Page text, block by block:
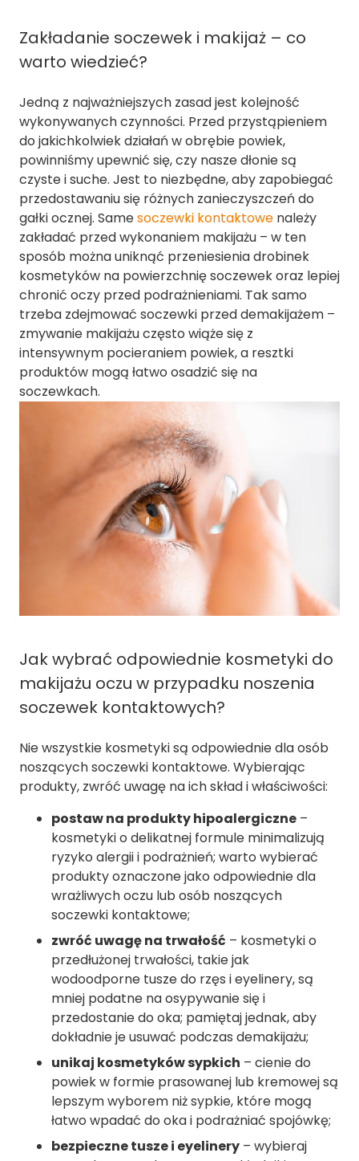
Zakładanie soczewek i makijaż – co
warto wiedzieć?
Jedną z najważniejszych zasad jest kolejność
wykonywanych czynności. Przed przystąpieniem
do jakichkolwiek działań w obrębie powiek,
powinniśmy upewnić się, czy nasze dłonie są
czyste i suche. Jest to niezbędne, aby zapobiegać
przedostawaniu się różnych zanieczyszczeń do
gałki ocznej. Samesoczewki kontaktowe należy
zakładać przed wykonaniem makijażu – w ten
sposób można uniknąć przeniesienia drobinek
kosmetyków na powierzchnię soczewek oraz lepiej
chronić oczy przed podrażnieniami. Tak samo
trzeba zdejmować soczewki przed demakijażem –
zmywanie makijażu często wiąże się z
intensywnym pocieraniem powiek, a resztki
produktów mogą łatwo osadzić się na
soczewkach.
Jak wybrać odpowiednie kosmetyki do
makijażu oczu w przypadku noszenia
soczewek kontaktowych?
Nie wszystkie kosmetyki są odpowiednie dla osób
noszących soczewki kontaktowe. Wybierając
produkty, zwróć uwagę na ich skład i właściwości:
postaw na produkty hipoalergiczne –
kosmetyki o delikatnej formule minimalizują
ryzyko alergii i podrażnień; warto wybierać
produkty oznaczone jako odpowiednie dla
wrażliwych oczu lub osób noszących
soczewki kontaktowe;
zwróć uwagę na trwałość – kosmetyki o
przedłużonej trwałości, takie jak
wodoodporne tusze do rzęs i eyelinery, są
mniej podatne na osypywanie się i
przedostanie do oka; pamiętaj jednak, aby
dokładnie je usuwać podczas demakijażu;
unikaj kosmetyków sypkich – cienie do
powiek w formie prasowanej lub kremowej są
lepszym wyborem niż sypkie, które mogą
łatwo wpadać do oka i podrażniać spojówkę;
bezpieczne tusze i eyelinery – wybieraj